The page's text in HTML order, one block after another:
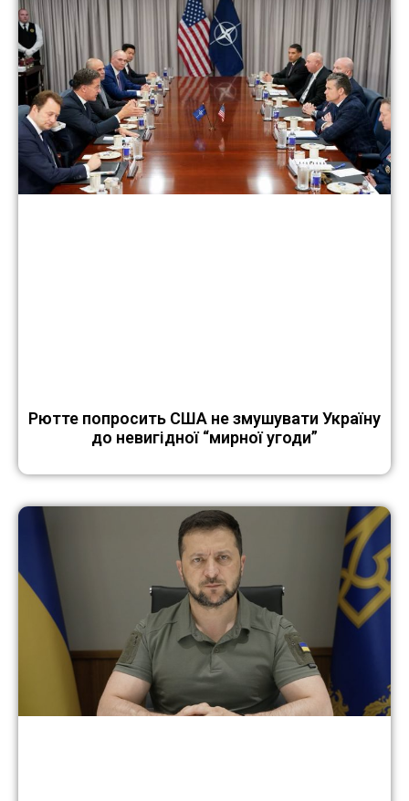
Рютте попросить США не змушувати Україну
до невигідної “мирної угоди”